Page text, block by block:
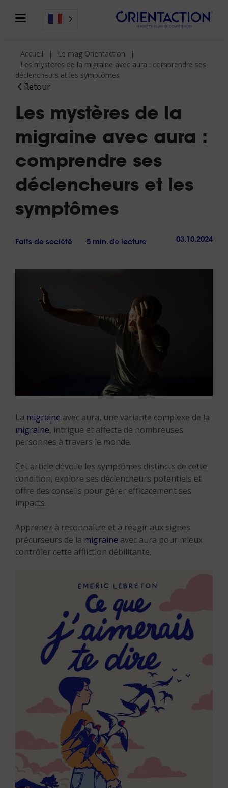
Retour
Accueil
Le mag Orientaction
Les mystères de la migraine avec aura : comprendre ses
déclencheurs et les symptômes
Les mystères de la
migraine avec aura :
comprendre ses
déclencheurs et les
symptômes
Faits de société 5 min. de lecture 03.10.2024
La migraine avec aura, une variante complexe de la
migraine, intrigue et affecte de nombreuses
personnes à travers le monde.
Cet article dévoile les symptômes distincts de cette
condition, explore ses déclencheurs potentiels et
offre des conseils pour gérer efficacement ses
impacts.
Apprenez à reconnaître et à réagir aux signes
précurseurs de la migraine avec aura pour mieux
contrôler cette affliction débilitante.